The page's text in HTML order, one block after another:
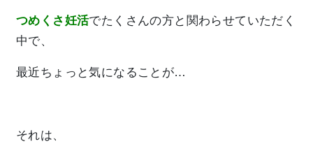
つめくさ妊活でたくさんの方と関わらせていただく
中で、
最近ちょっと気になることが…
それは、